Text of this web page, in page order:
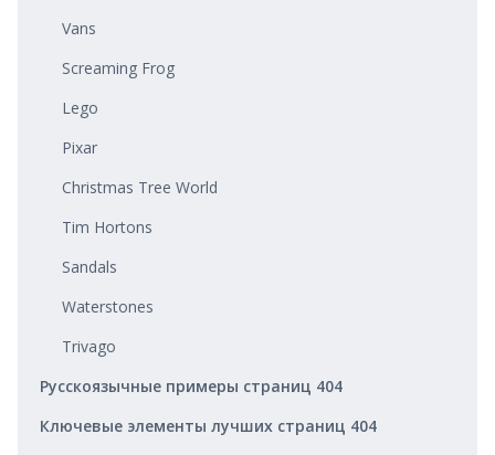
Vans
Screaming Frog
Lego
Pixar
Christmas Tree World
Tim Hortons
Sandals
Waterstones
Trivago
Русскоязычные примеры страниц 404
Ключевые элементы лучших страниц 404